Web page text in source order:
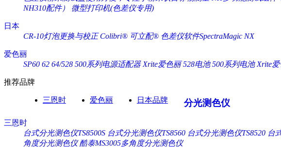
NH310配件）
微型打印机(色差仪专用)
日本
CR-10灯泡更换与校正 Colibri® 可立配® 色差仪软件SpectraMagic NX
爱色丽
SP60 62 64/528 500系列电源适配器 Xrite爱色丽 528电池 500系列电池 Xrite
推荐品牌
三恩时 爱色丽 日本品牌 分光测色仪
三恩时
台式分光测色仪TS8500S 台式分光测色仪TS8560 台式分光测色仪TS8520 台
角度分光测色仪 酷泰MS3005多角度分光测色仪